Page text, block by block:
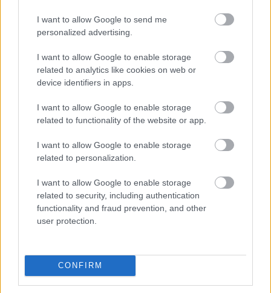
I want to allow Google to send me
personalized advertising.
I want to allow Google to enable storage
related to analytics like cookies on web or
device identifiers in apps.
I want to allow Google to enable storage
related to functionality of the website or app.
I want to allow Google to enable storage
related to personalization.
I want to allow Google to enable storage
related to security, including authentication
functionality and fraud prevention, and other
user protection.
CONFIRM
Kiváló film ez, ami természetesen nem hibátlan,
de van benn valami báj meg sok-sok röhögős jelenet.